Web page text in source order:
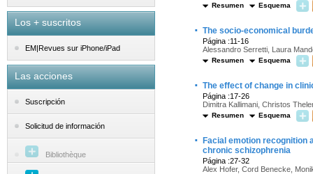
Los + suscritos
EM|Revues sur iPhone/iPad
Las acciones
Suscripción
Solicitud de información
Bibliothèque
Resumen Esquema
· The socio-economical
Página :11-16
Alessandro Serretti, Laura
Resumen Esquema
· The effect of change in
Página :17-26
Dimitra Kallimani, Christos
Resumen Esquema
·
Facial emotion recognition
chronic schizophrenia
Página :27-32
Alex Hofer, Cord Benecke,